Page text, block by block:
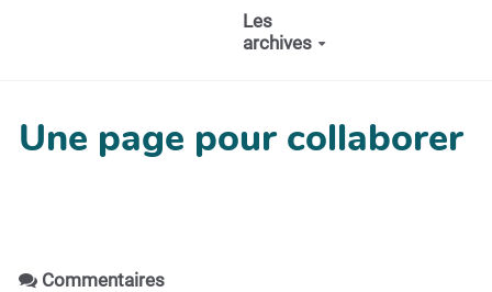
Les
archives
Une page pour collaborer
Commentaires